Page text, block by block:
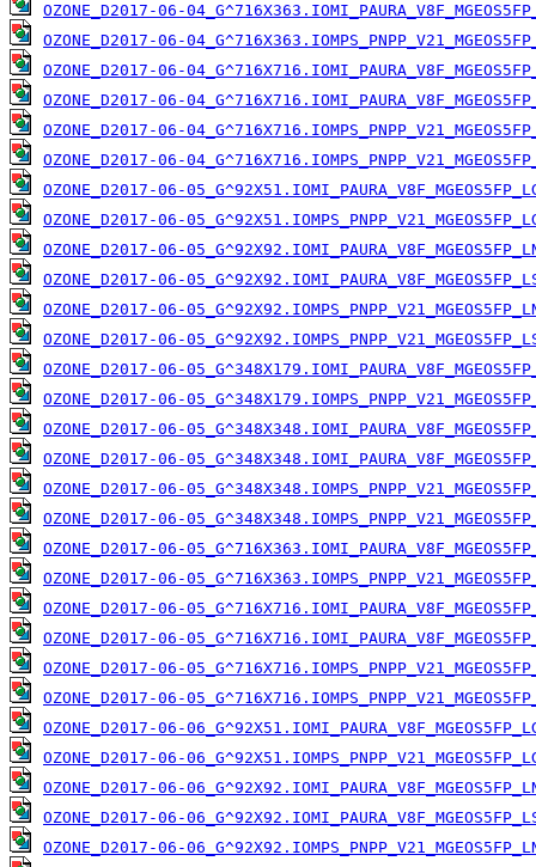
OZONE_D2017-06-
OZONE_D2017-06-
OZONE_D2017-06-
OZONE_D2017-06-
OZONE_D2017-06-
OZONE_D2017-06-
OZONE_D2017-06-
OZONE_D2017-06-
OZONE_D2017-06-
OZONE_D2017-06-
OZONE_D2017-06-
OZONE_D2017-06-
OZONE_D2017-06-
OZONE_D2017-06-
OZONE_D2017-06-
OZONE_D2017-06-
OZONE_D2017-06-
OZONE_D2017-06-
OZONE_D2017-06-
OZONE_D2017-06-
OZONE_D2017-06-
OZONE_D2017-06-
OZONE_D2017-06-
OZONE_D2017-06-
OZONE_D2017-06-
OZONE_D2017-06-
OZONE_D2017-06-
OZONE_D2017-06-
OZONE_D2017-06-